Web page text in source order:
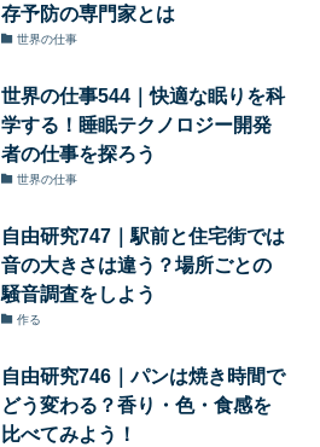
存予防の専門家とは
世界の仕事
世界の仕事544｜快適な眠りを科
学する！睡眠テクノロジー開発
者の仕事を探ろう
世界の仕事
自由研究747｜駅前と住宅街では
音の大きさは違う？場所ごとの
騒音調査をしよう
作る
自由研究746｜パンは焼き時間で
どう変わる？香り・色・食感を
比べてみよう！